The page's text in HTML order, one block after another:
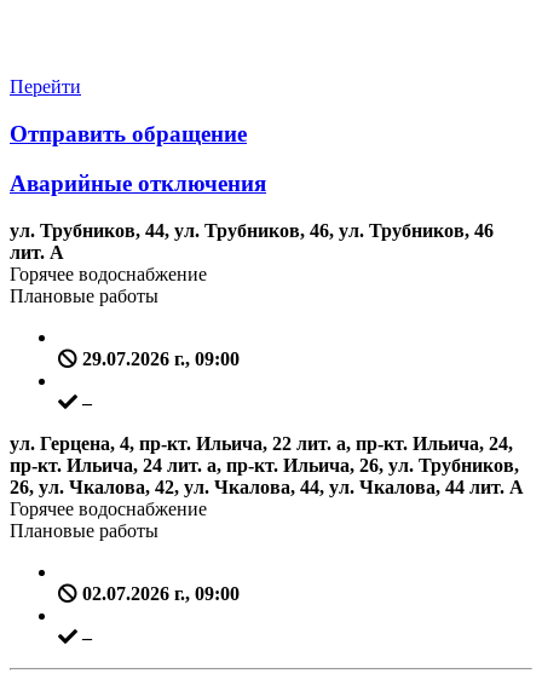
Перейти
Отправить обращение
Аварийные отключения
ул. Трубников, 44, ул. Трубников, 46, ул. Трубников, 46
лит. А
Горячее водоснабжение
Плановые работы
29.07.2026 г., 09:00
–
ул. Герцена, 4, пр-кт. Ильича, 22 лит. а, пр-кт. Ильича, 24,
пр-кт. Ильича, 24 лит. а, пр-кт. Ильича, 26, ул. Трубников,
26, ул. Чкалова, 42, ул. Чкалова, 44, ул. Чкалова, 44 лит. А
Горячее водоснабжение
Плановые работы
02.07.2026 г., 09:00
–